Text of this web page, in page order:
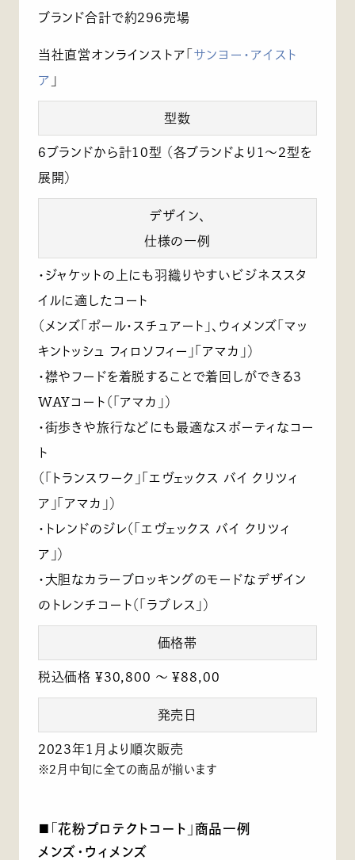
ブランド合計で約296売場
当社直営オンラインストア「 サンヨー・アイスト
ア 」
型数
6ブランドから計10型 （各ブランドより1～2型を
展開）
デザイン、
仕様の一例
・ジャケットの上にも羽織りやすいビジネススタ
イルに適したコート
（メンズ「ポール・スチュアート」、ウィメンズ「マッ
キントッシュ フィロソフィー」「アマカ」）
・襟やフードを着脱することで着回しができる3
WAYコート（「アマカ」）
・街歩きや旅行などにも最適なスポーティなコー
ト
（「トランスワーク」「エヴェックス バイ クリツィ
ア」「アマカ」）
・トレンドのジレ（「エヴェックス バイ クリツィ
ア」）
・大胆なカラーブロッキングのモードなデザイン
のトレンチコート（「ラブレス」）
価格帯
税込価格 ¥30,800 ～ ¥88,00
発売日
2023年1月より順次販売
※2月中旬に全ての商品が揃います
■「花粉プロテクトコート」商品一例
メンズ・ウィメンズ